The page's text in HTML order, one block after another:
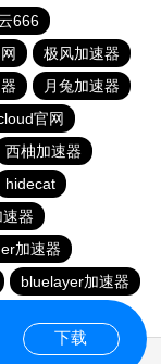
666
极风加速器
月兔加速器
官网
西柚加速器
hidecat
器
加速器
bluelayer加速器
下载